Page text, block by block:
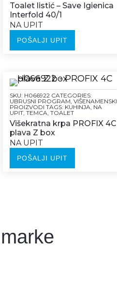
Toalet listić – Save Igienica
Interfold 40/1
NA UPIT
POŠALJI UPIT
SKU: H066922 CATEGORIES:
UBRUSNI PROGRAM, VIŠENAMENSKI
PROIZVODI TAGS: KUHINJA, NA
UPIT, TEMCA, TOALET
Višekratna krpa PROFIX 4C
plava Z box
NA UPIT
POŠALJI UPIT